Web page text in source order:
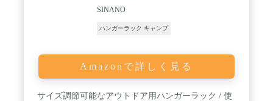
保証付き 】ランタンスタンドとして使ったり、焚
チ、キャンプ、釣り、バーベキュー、お花見などの
りましたら、ぜひお早めにご連絡ください。
SINANO
ハンガーラック キャンプ
Amazonで詳しく見る
サイズ調節可能なアウトドア用ハンガーラック / 使